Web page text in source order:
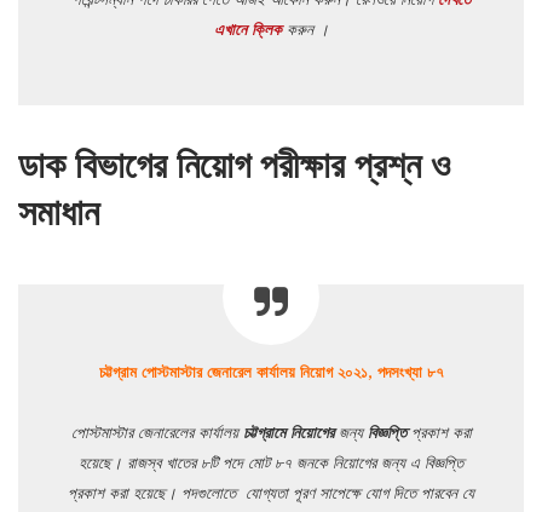
এখানে ক্লিককরুন ।
ডাক বিভাগের নিয়োগ পরীক্ষার প্রশ্ন ও
সমাধান
চট্টগ্রাম পোস্টমাস্টার জেনারেল কার্যালয় নিয়োগ ২০২১, পদসংখ্যা ৮৭
পোস্টমাস্টার জেনারেলের কার্যালয়চট্টগ্রামে নিয়োগেরজন্যবিজ্ঞপ্তিপ্রকাশ করা
হয়েছে। রাজস্ব খাতের ৮টি পদে মোট ৮৭ জনকে নিয়োগের জন্য এ বিজ্ঞপ্তি
প্রকাশ করা হয়েছে। পদগুলোতে যোগ্যতা পূরণ সাপেক্ষে যোগ দিতে পারবেন যে